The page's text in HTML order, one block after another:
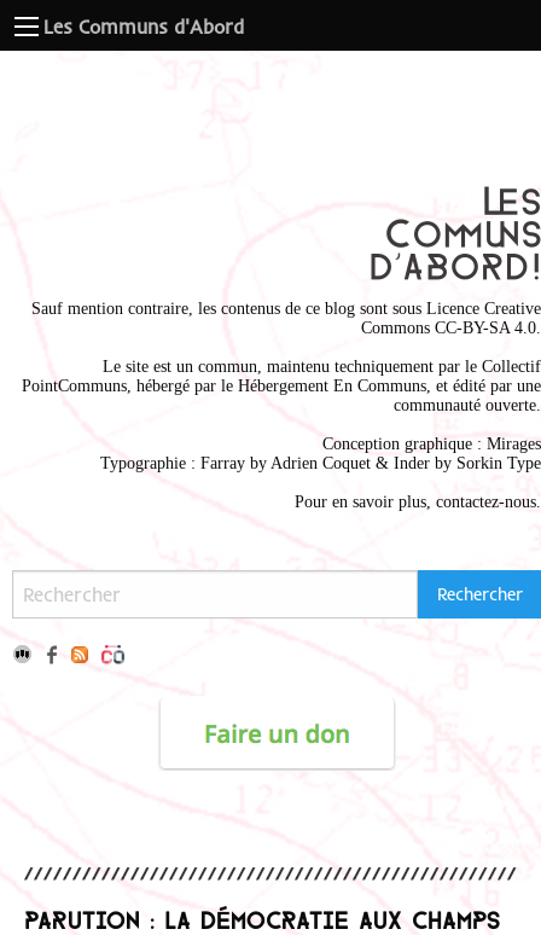
Les Communs d'Abord
Sauf mention contraire, les contenus de ce blog sont sous Licence Creative
Commons CC-BY-SA 4.0
Le site est un commun, maintenu techniquement par le Collectif
PointCommuns , hébergé par le Hébergement En Communs , et édité par une
communauté ouverte.
Conception graphique : Mirages
Typographie : Farray by Adrien Coquet & Inder by Sorkin Type
Pour en savoir plus, contactez-nous
Parution : La démocratie aux champs